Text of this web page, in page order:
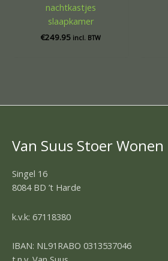
nachtkastjes
slaapkamer
€249.95 incl. BTW
Van Suus Stoer Wonen
Singel 16
8084 BD ’t Harde
k.v.k: 67118380
IBAN: NL91RABO 0313537046